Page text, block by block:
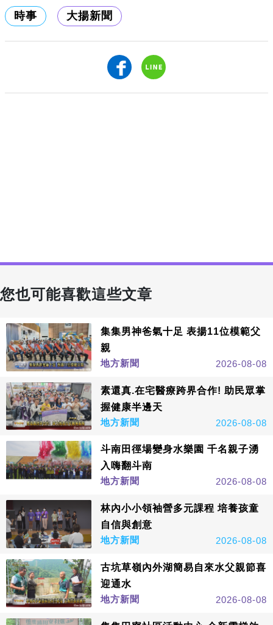
時事 大揚新聞
您也可能喜歡這些文章
集集男神爸氣十足 表揚11位模範父
親
地方新聞
2026-08-08
素還真.在宅醫療跨界合作! 助民眾掌
握健康半邊天
地方新聞
2026-08-08
斗南田徑場變身水樂園 千名親子湧
入嗨翻斗南
地方新聞
2026-08-08
林內小小領袖營多元課程 培養孩童
自信與創意
地方新聞
2026-08-08
古坑草嶺內外湖簡易自來水父親節喜
迎通水
地方新聞
2026-08-08